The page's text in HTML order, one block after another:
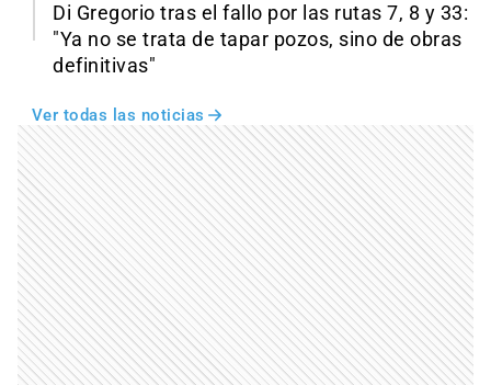
Di Gregorio tras el fallo por las rutas 7, 8 y 33:
"Ya no se trata de tapar pozos, sino de obras
definitivas"
Ver todas las noticias